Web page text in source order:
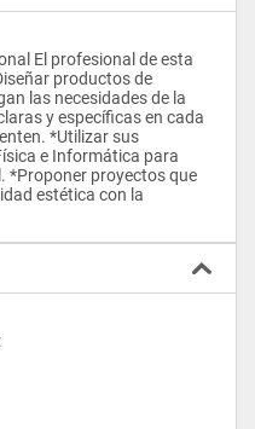
productos de
las necesidades de la
y específicas en cada
*Utilizar sus
e Informática para
*Proponer proyectos que
estética con la